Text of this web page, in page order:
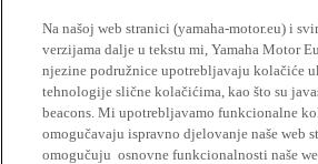
Na našoj web stranici (yamaha-motor.eu) i
verzijama dalje u tekstu mi, Yamaha Motor
njezine podružnice upotrebljavaju kolačiće
tehnologije slične kolačićima, kao što su
beacons. Mi upotrebljavamo funkcionalne
omogučavaju ispravno djelovanje naše web
omogučuju osnovne funkcionalnosti naše